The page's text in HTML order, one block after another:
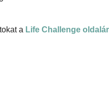
a Life Challenge